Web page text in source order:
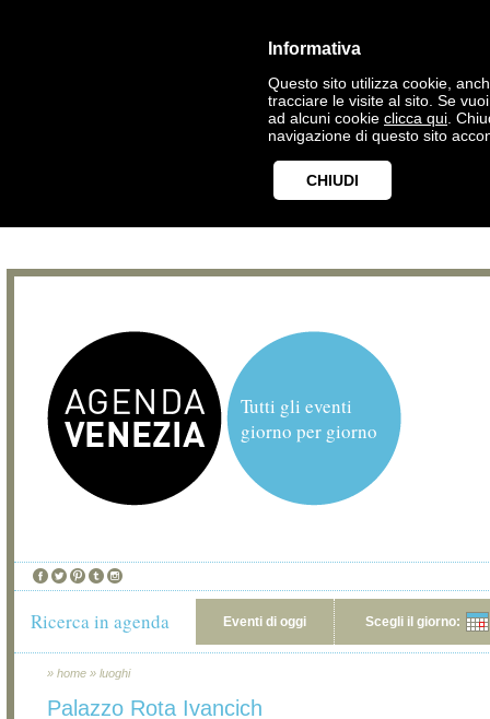
Informativa
Questo sito utilizza cookie,
tracciare le visite al sito. Se
ad alcuni cookie clicca qui .
navigazione di questo sito
CHIUDI
Tutti gli eventi
giorno per giorno
Ricerca in agenda Eventi di oggi Scegli il giorno:
» home » luoghi
Palazzo Rota Ivancich